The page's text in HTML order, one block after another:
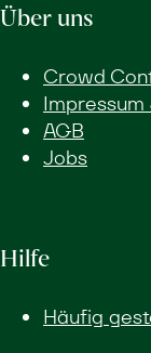
Über uns
Crowd
AGB
Jobs
Hilfe
Häufig